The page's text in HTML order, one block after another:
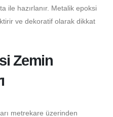
ile hazırlanır. Metalik epoksi
ve dekoratif olarak dikkat
Zemin
metrekare üzerinden